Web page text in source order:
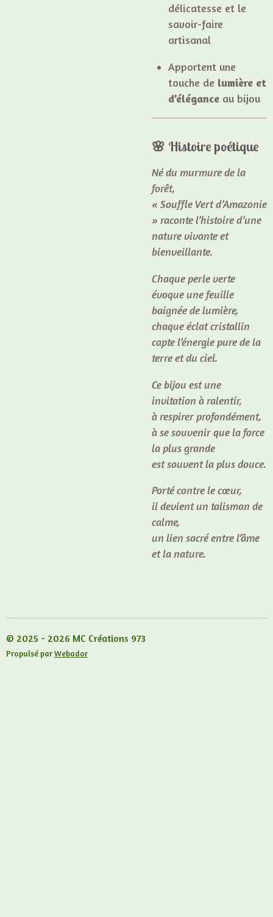
délicatesse et le
savoir-faire
artisanal
Apportent une
touche de lumière et
d’éléganceau bijou
🌸 Histoire poétique
Né du murmure de la
forêt,
« Souffle Vert d’Amazonie
» raconte l’histoire d’une
nature vivante et
bienveillante.
Chaque perle verte
évoque une feuille
baignée de lumière,
chaque éclat cristallin
capte l’énergie pure de la
terre et du ciel.
Ce bijou est une
invitation à ralentir,
à respirer profondément,
à se souvenir que la force
la plus grande
est souvent la plus douce.
Porté contre le cœur,
il devient un talisman de
calme,
un lien sacré entre l’âme
et la nature.
© 2025 - 2026 MC Créations 973
Propulsé parWebador